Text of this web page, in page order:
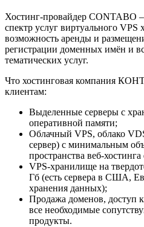
Хостинг-провайдер CONTABO
спектр услуг виртуального VPS
возможность аренды и
регистрации доменных имён и
тематических услуг.
Что хостинговая компания
клиентам:
Выделенные серверы с
оперативной памяти;
Облачный VPS, облако
сервер) с минимальным
пространства веб-
VPS-хранилище на
Гб (есть сервера в США,
хранения данных);
Продажа доменов, доступ
все необходимые
продукты.